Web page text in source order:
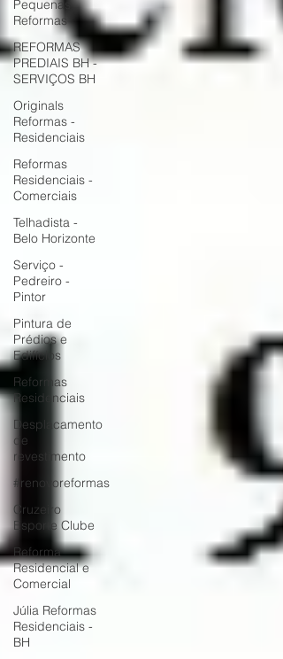
Pequenas
Reformas
REFORMAS
PREDIAIS BH -
SERVIÇOS BH
Originals
Reformas -
Residenciais
Reformas
Residenciais -
Comerciais
Telhadista -
Belo Horizonte
Serviço -
Pedreiro -
Pintor
Pintura de
Prédios e
Edifícios
Reformas
Residenciais
Desplacamento
de
revestimento
#renovoreformas
Cruzeiro
Esporte Clube
Reforma
Residencial e
Comercial
Júlia Reformas
Residenciais -
BH